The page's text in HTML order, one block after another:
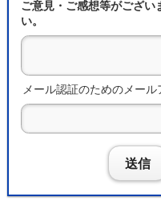
ご意見・ご感想等がござい
い。
メール認証のためのメール
送信